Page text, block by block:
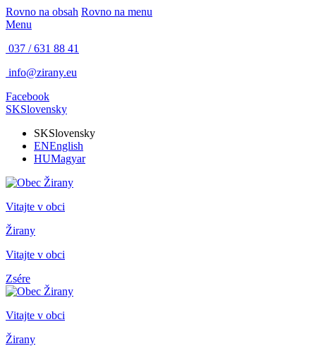
Rovno na obsah Rovno na menu
Menu
037 / 631 88 41
info@zirany.eu
Facebook
SKSlovensky
SKSlovensky
ENEnglish
HUMagyar
Vitajte v obci
Žirany
Vitajte v obci
Zsére
Vitajte v obci
Žirany